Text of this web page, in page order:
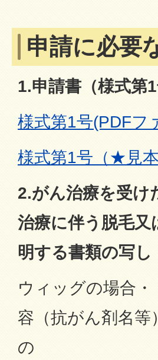
申請に必要
1.申請書（様式第1
様式第1号(PDFフ
様式第1号（★見
2.がん治療を受け
治療に伴う脱毛又
明する書類の写し
ウィッグの場合
容（抗がん剤名
の